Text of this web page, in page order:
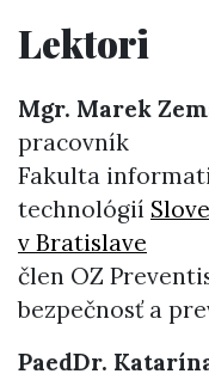
Lektori
Mgr. Marek
pracovník
Fakulta
technológií
v Bratislave
člen OZ
bezpečnosť a
PaedDr.